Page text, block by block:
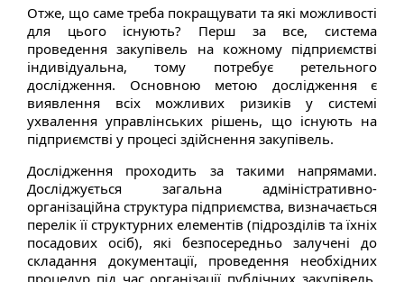
Отже, що саме треба покращувати та які можливості
для цього існують? Перш за все, система
проведення закупівель на кожному підприємстві
індивідуальна, тому потребує ретельного
дослідження. Основною метою дослідження є
виявлення всіх можливих ризиків у системі
ухвалення управлінських рішень, що існують на
підприємстві у процесі здійснення закупівель.
Дослідження проходить за такими напрямами.
Досліджується загальна адміністративно­
організаційна структура підприємства, визначається
перелік її структурних елементів (підрозділів та їхніх
посадових осіб), які безпосередньо залучені до
складання документації, проведення необхідних